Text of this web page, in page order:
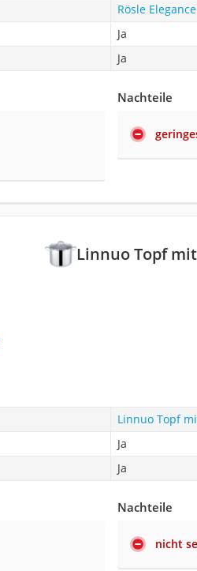
Rösle
Ja
Ja
Nachteile
Linnuo Topf
Linnuo Topf
Ja
Ja
Nachteile
nicht